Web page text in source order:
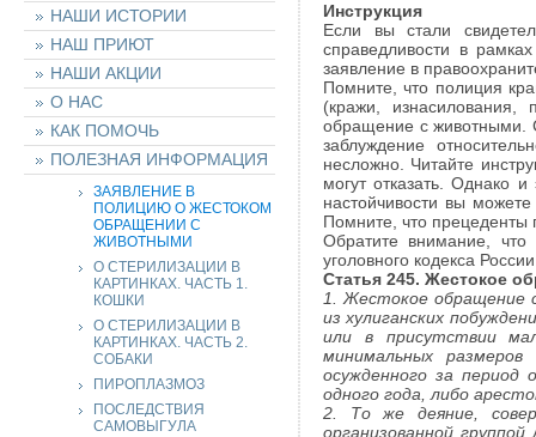
НАШИ ИСТОРИИ
НАШ ПРИЮТ
НАШИ АКЦИИ
О НАС
КАК ПОМОЧЬ
ПОЛЕЗНАЯ ИНФОРМАЦИЯ
ЗАЯВЛЕНИЕ В
ПОЛИЦИЮ О ЖЕСТОКОМ
ОБРАЩЕНИИ С
ЖИВОТНЫМИ
О СТЕРИЛИЗАЦИИ В
КАРТИНКАХ. ЧАСТЬ 1.
КОШКИ
О СТЕРИЛИЗАЦИИ В
КАРТИНКАХ. ЧАСТЬ 2.
СОБАКИ
ПИРОПЛАЗМОЗ
ПОСЛЕДСТВИЯ
САМОВЫГУЛА
Инструкция
Если вы стали
справедливости в
заявление в
Помните, что полиция
(кражи,
обращение с животными.
заблуждение
несложно. Читайте
могут отказать. Однако
настойчивости вы
Помните, что
Обратите внимание, что
уголовного кодекса
Статья 245. Жестокое
1. Жестокое обращение
из хулиганских
или в присутствии
минимальных
осужденного за период
одного года, либо
2. То же деяние,
организованной